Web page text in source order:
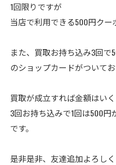
1回限りですが
当店で利用できる500円クー
また、買取お持ち込み3回
のショップカードがついてお
買取が成立すれば金額はいく
3回お持ち込みで1回は500
です。
是非是非、友達追加よろし